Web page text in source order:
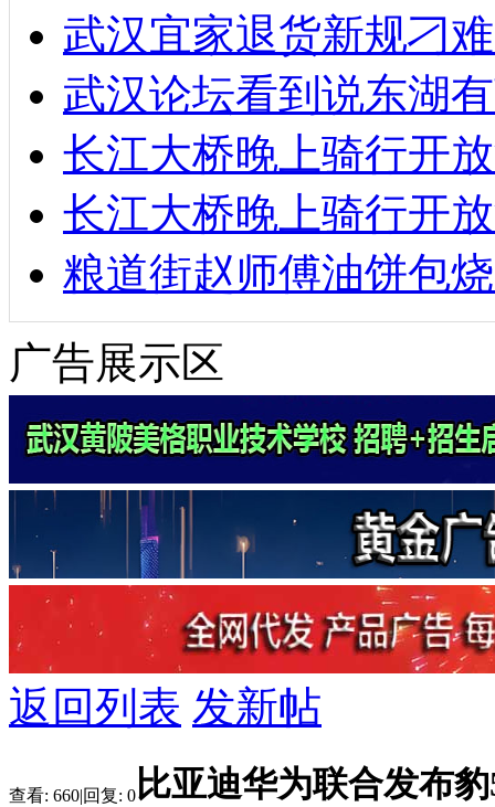
武汉宜家退货新规刁
武汉论坛看到说东湖
长江大桥晚上骑行开
长江大桥晚上骑行开
粮道街赵师傅油饼包
广告展示区
返回列表 发新帖
查看: 660|回复: 0 比亚迪华为联合发布